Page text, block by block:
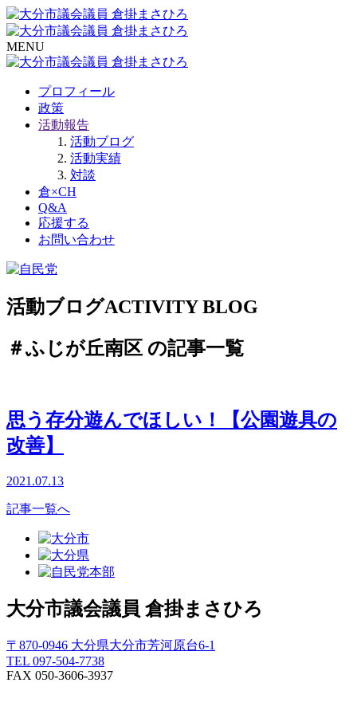
MENU
プロフィール
政策
活動報告
活動ブログ
活動実績
対談
倉×CH
Q&A
応援する
お問い合わせ
活動ブログACTIVITY BLOG
＃ふじが丘南区 の記事一覧
思う存分遊んでほしい！【公園遊具の
改善】
2021.07.13
記事一覧へ
大分市議会議員 倉掛まさひろ
〒870-0946 大分県大分市芳河原台6-1
TEL 097-504-7738
FAX 050-3606-3937